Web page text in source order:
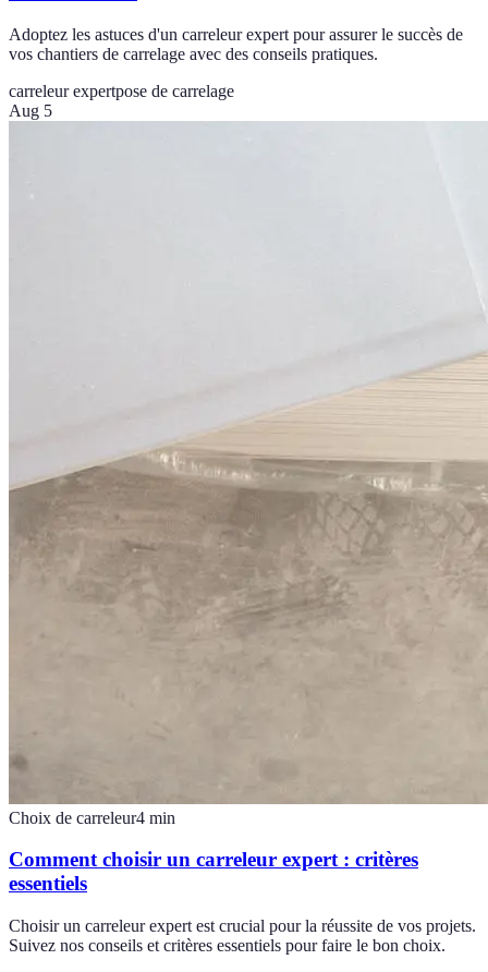
Adoptez les astuces d'un carreleur expert pour assurer le succès de
vos chantiers de carrelage avec des conseils pratiques.
carreleur expertpose de carrelage
Aug 5
Choix de carreleur4 min
Comment choisir un carreleur expert : critères
essentiels
Choisir un carreleur expert est crucial pour la réussite de vos projets.
Suivez nos conseils et critères essentiels pour faire le bon choix.